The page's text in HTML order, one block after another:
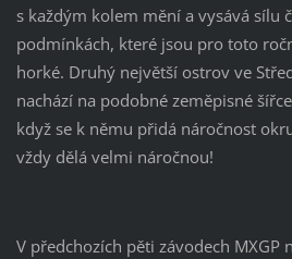
s každým kolem mění a vysává sílu
podmínkách, které jsou pro toto
horké. Druhý největší ostrov ve
nachází na podobné zeměpisné
když se k němu přidá náročnost
vždy dělá velmi náročnou!
V předchozích pěti závodech MXGP